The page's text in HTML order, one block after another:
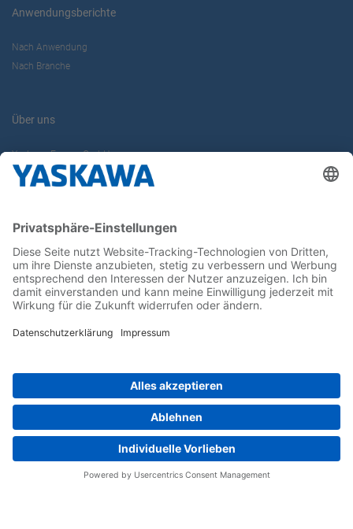
Anwendungsberichte
Nach Anwendung
Nach Branche
Über uns
Yaskawa Europe GmbH
Karriere
Newsletter
Follow us on...
Home Impressum Privacy
Cookie Choices
Whistleblowing
Yaskawa Europe GmbH